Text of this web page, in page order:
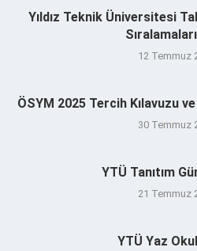
Yıldız Teknik Üniversitesi
12 Temmuz
ÖSYM 2025 Tercih Kılavuzu
30 Temmuz
YTÜ Tanıtım
21 Temmuz
YTÜ Yaz